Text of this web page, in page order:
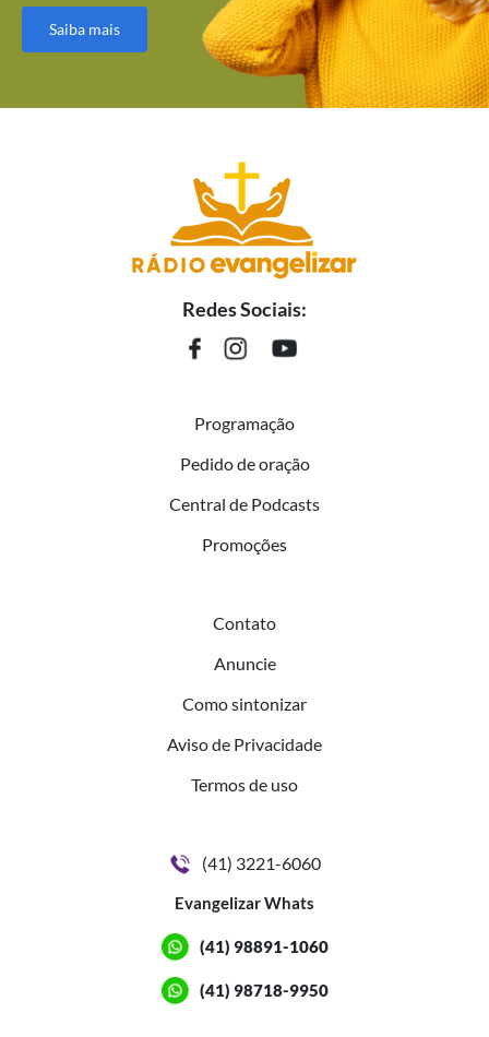
Saiba mais
Redes Sociais:
Programação
Pedido de oração
Central de Podcasts
Promoções
Contato
Anuncie
Como sintonizar
Aviso de Privacidade
Termos de uso
(41) 3221-6060
Evangelizar Whats
(41) 98891-1060
(41) 98718-9950